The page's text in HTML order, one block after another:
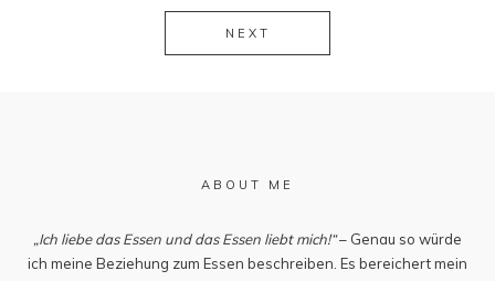
NEXT
ABOUT ME
„Ich liebe das Essen und das Essen liebt mich!“– Genau so würde
ich meine Beziehung zum Essen beschreiben. Es bereichert mein